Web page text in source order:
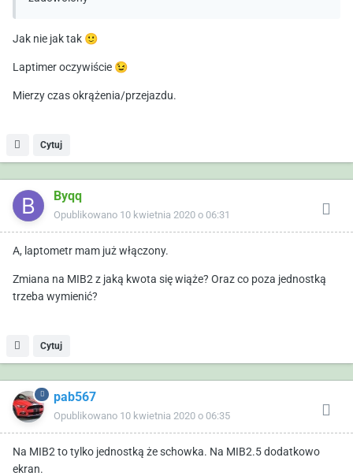
Jak nie jak tak 🙂
Laptimer oczywiście 😉
Mierzy czas okrążenia/przejazdu.
Cytuj
Byqq
Opublikowano 10 kwietnia 2020 o 06:31
A, laptometr mam już włączony.
Zmiana na MIB2 z jaką kwota się wiąże? Oraz co poza jednostką
trzeba wymienić?
Cytuj
pab567
Opublikowano 10 kwietnia 2020 o 06:35
Na MIB2 to tylko jednostką że schowka. Na MIB2.5 dodatkowo
ekran.